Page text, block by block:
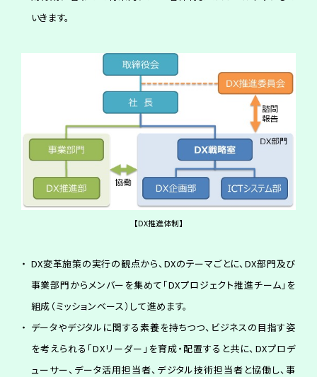
いきます。
【DX推進体制】
DX変革施策の実行の観点から、DXのテーマごとに、DX部門及び
事業部門からメンバーを集めて「DXプロジェクト推進チーム」を
組成（ミッションベース）して進めます。
データやデジタルに関する素養を持ちつつ、ビジネスの目指す姿
を考えられる「DXリーダー」を育成・配置すると共に、DXプロデ
ューサー、データ活用担当者、デジタル技術担当者と協働し、事